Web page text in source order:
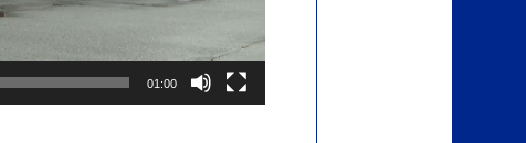
01:00